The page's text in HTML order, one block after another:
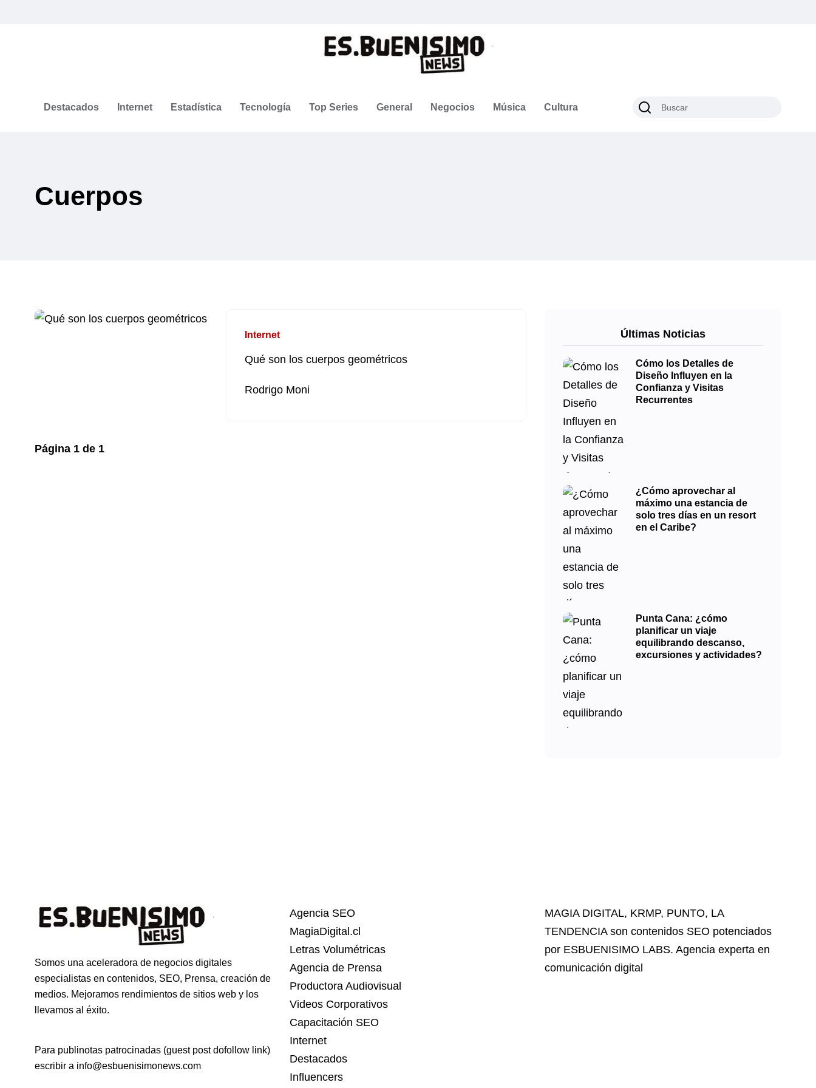
Destacados Internet Estadística Tecnología Top Series General Negocios Música Cultura
Cuerpos
Internet
Qué son los cuerpos geométricos
Rodrigo Moni
Página 1 de 1
Últimas Noticias
Cómo los Detalles de
Diseño Influyen en la
Confianza y Visitas
Recurrentes
¿Cómo aprovechar al
máximo una estancia de
solo tres días en un resort
en el Caribe?
Punta Cana: ¿cómo
planificar un viaje
equilibrando descanso,
excursiones y actividades?
Somos una aceleradora de negocios digitales
especialistas en contenidos, SEO, Prensa, creación de
medios. Mejoramos rendimientos de sitios web y los
llevamos al éxito.
Para publinotas patrocinadas (guest post dofollow link)
escribir a info@esbuenisimonews.com
Agencia SEO
MagiaDigital.cl
Letras Volumétricas
Agencia de Prensa
Productora Audiovisual
Videos Corporativos
Capacitación SEO
Internet
Destacados
Influencers
MAGIA DIGITAL, KRMP, PUNTO, LA
TENDENCIAson contenidos SEO potenciados
por ESBUENISIMO LABS. Agencia experta en
comunicación digital